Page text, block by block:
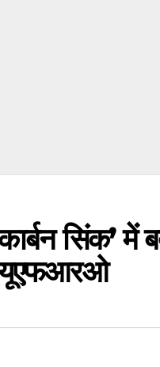
सिंक’ में